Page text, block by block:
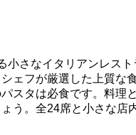
さなイタリアンレス
ェフが厳選した上質な
スタは必食です。料理
う。全24席と小さな店